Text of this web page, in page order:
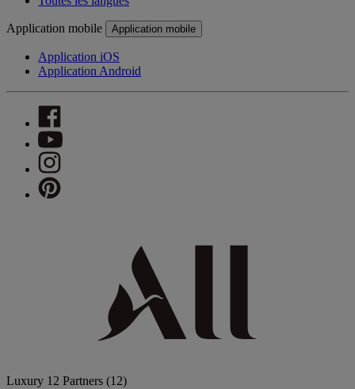
Application mobile Application mobile
Application iOS
Application Android
Luxury 12 Partners (12)